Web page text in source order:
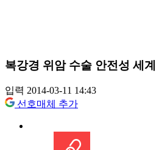
복강경 위암 수술 안전성 세
입력 2014-03-11 14:43
선호매체 추가